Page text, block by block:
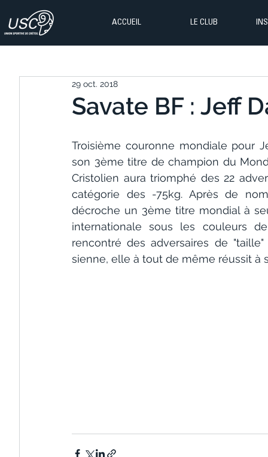
ACCUEIL LE CLUB
Savate BF : Jeff
29 oct. 2018
Troisième couronne mondiale pour
son 3ème titre de champion du
Cristolien aura triomphé des 22
catégorie des -75kg. Après de
décroche un 3ème titre mondial à
internationale sous les couleurs
rencontré des adversaires de
sienne, elle à tout de même réussit à